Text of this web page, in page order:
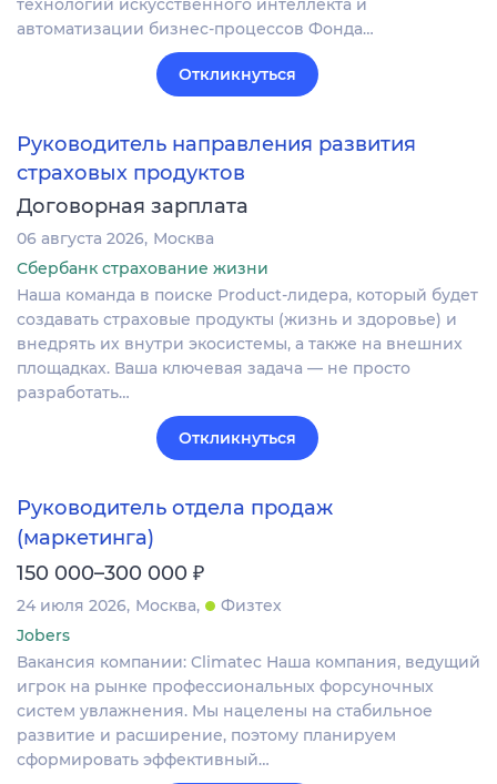
автоматизации бизнес-процессов Фонда…
Откликнуться
Руководитель направления развития
страховых продуктов
Договорная зарплата
06 августа 2026 Москва
Сбербанк страхование жизни
Наша команда в поиске Product-лидера, который будет
создавать страховые продукты (жизнь и здоровье) и
внедрять их внутри экосистемы, а также на внешних
площадках. Ваша ключевая задача — не просто
разработать…
Откликнуться
Руководитель отдела продаж
(маркетинга)
150 000–300 000 ₽
24 июля 2026 Москва
Физтех
Jobers
Вакансия компании: Climatec Наша компания, ведущий
игрок на рынке профессиональных форсуночных
систем увлажнения. Мы нацелены на стабильное
развитие и расширение, поэтому планируем
сформировать эффективный…